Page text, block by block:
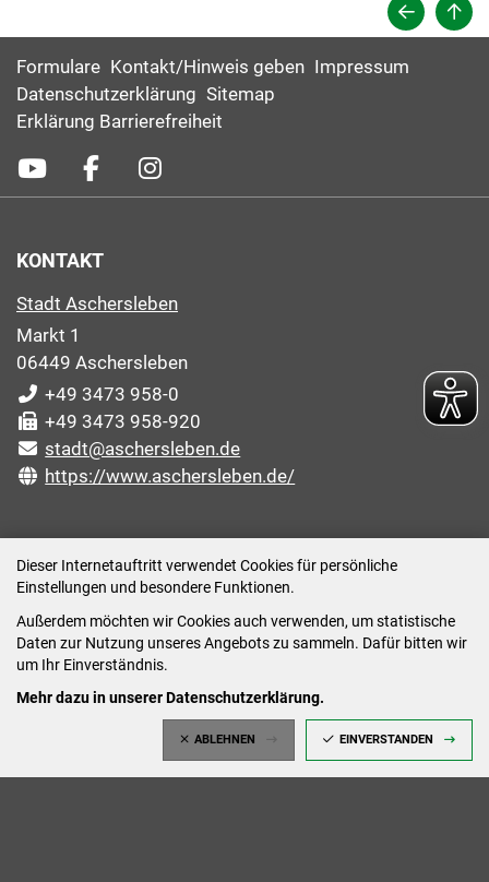
Dieser Internetauftritt verwendet Cookies für persönliche
Einstellungen und besondere Funktionen.
Außerdem möchten wir Cookies auch verwenden, um statistische
Daten zur Nutzung unseres Angebots zu sammeln. Dafür bitten wir
um Ihr Einverständnis.
Mehr dazu in unserer Datenschutzerklärung.
ABLEHNEN EINVERSTANDEN
Formulare Kontakt/Hinweis geben Impressum
Datenschutzerklärung Sitemap
Erklärung Barrierefreiheit
KONTAKT
Stadt Aschersleben
Markt 1
06449 Aschersleben
+49 3473 958-0
+49 3473 958-920
stadt@aschersleben.de
https://www.aschersleben.de/
Montag: 09:00-12:00 /14:00-15:00 Uhr
Dienstag: 09:00-12:00 /14:00-16:00 Uhr
Mittwoch: 09:00 - 12:00 Uhr (nach vorheriger
Donnerstag: 09:00-12:00 /14:00-18:00 Uhr
Freitag: 09:00-12:00 Uhr